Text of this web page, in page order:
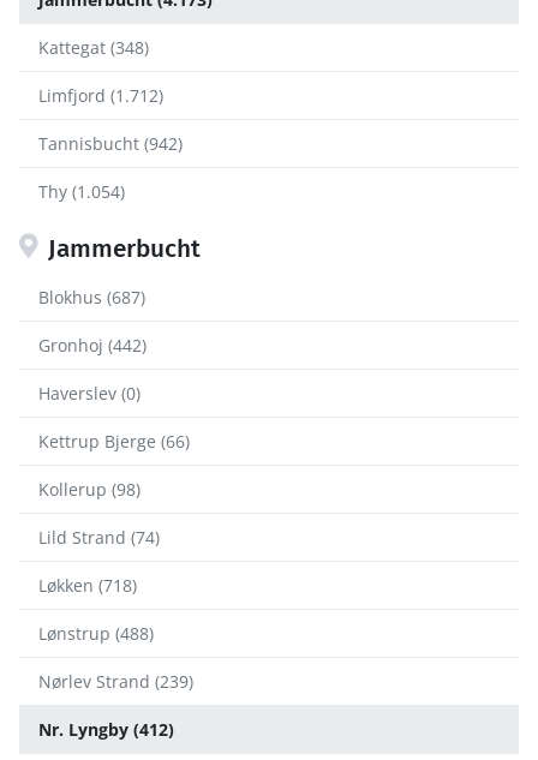
Kattegat (348)
Limfjord (1.712)
Tannisbucht (942)
Thy (1.054)
Jammerbucht
Blokhus (687)
Gronhoj (442)
Haverslev (0)
Kettrup Bjerge (66)
Kollerup (98)
Lild Strand (74)
Løkken (718)
Lønstrup (488)
Nørlev Strand (239)
Nr. Lyngby (412)